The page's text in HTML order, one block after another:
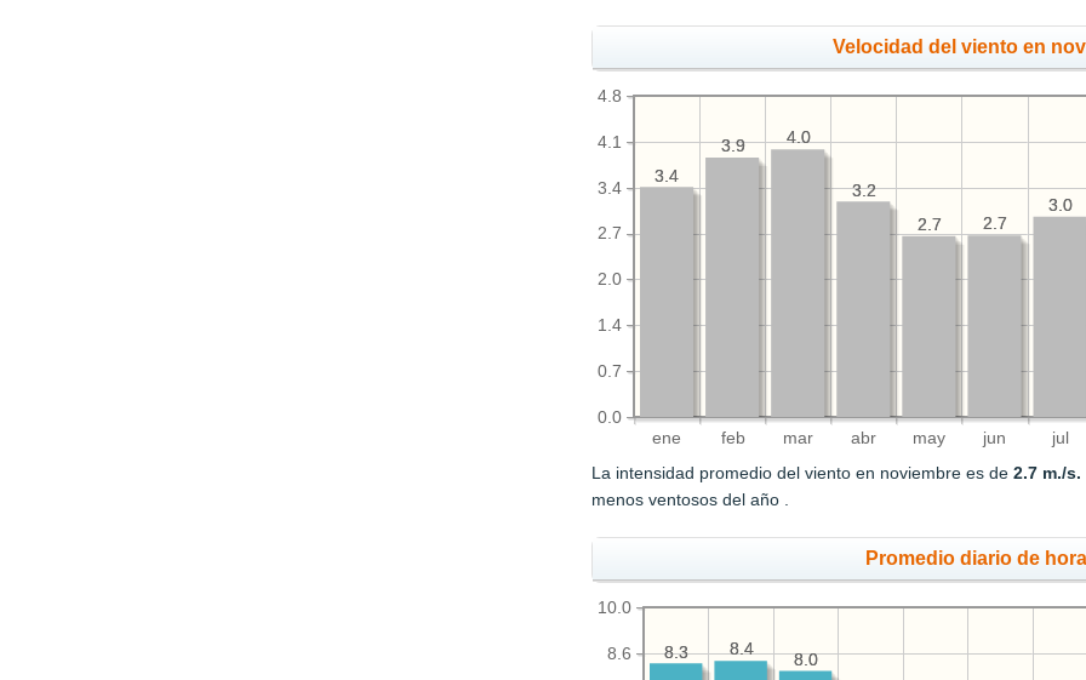
Velocidad del viento en
ene feb mar abr may jun jul
0.0
0.7
1.4
2.0
2.7
3.4
4.1
4.8
3.0
2.7
2.7
3.2
4.0
3.9
3.4
3.0
2.7
2.7
3.2
4.0
3.9
3.4
La intensidad promedio del viento en noviembre es de2.7 m./s.
menos ventosos del año .
Promedio diario de
8.6
10.0
8.0
8.4
8.3
8.0
8.4
8.3